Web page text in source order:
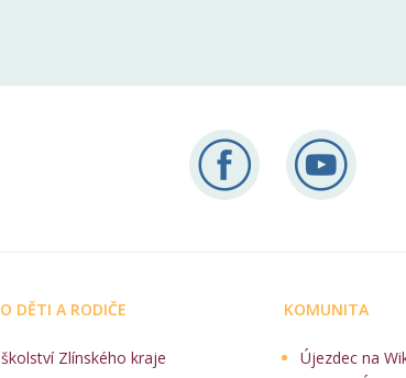
DĚTI A RODIČE
Zlínského kraje
KOMUNITA
Újezdec na